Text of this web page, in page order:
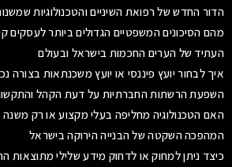
הדור החדש של רפואת השיניים והטכנולוגיות
מהם הסיכונים המשפטיים הגדולים ביותר לעסקים
העתיד של הערים החכמות בישראל ובעולם
איך לבחור יועץ פיננסי או יועץ משכנתאות בצורה
השפעת הרשתות החברתיות על דעת הקהל
האם הטכנולוגיה מחליפה בעלי מקצוע או רק
המהפכה השקטה של הבנייה הירוקה בישראל
כיצד ניתן למחוק או לדחוק מידע שלילי מתוצאות